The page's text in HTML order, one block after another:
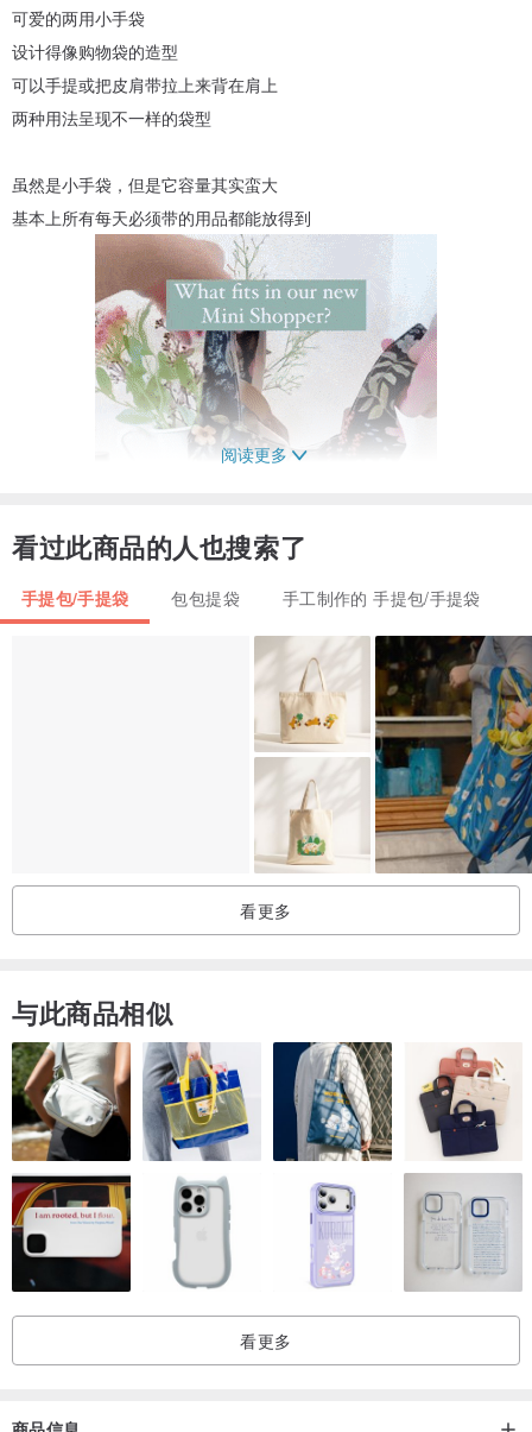
可爱的两用小手袋
设计得像购物袋的造型
可以手提或把皮肩带拉上来背在肩上
两种用法呈现不一样的袋型
虽然是小手袋，但是它容量其实蛮大
基本上所有每天必须带的用品都能放得到
尺寸
宽：~20cm
深：~8cm
高：~22cm, (~35cm 连手抽)
皮肩带：~30cm (肩到袋口高度)
阅读更多
看过此商品的人也搜索了
手提包/手提袋 包包提袋 手工制作的 手提包/手提袋
看更多
与此商品相似
看更多